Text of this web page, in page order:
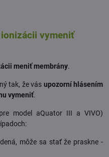
vymeniť
meniť membrány.
tak, že vás upozorní hlásením
vymeniť.
model aQuator III a VIVO)
môže sa stať že praskne -